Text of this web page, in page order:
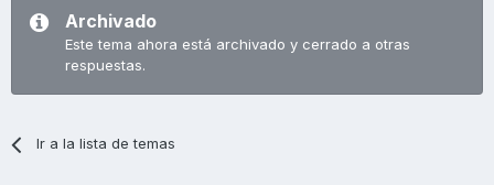
Archivado
Este tema ahora está archivado y cerrado a otras
respuestas.
Ir a la lista de temas